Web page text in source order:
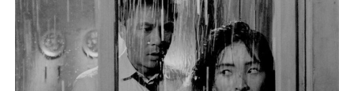
CINÉMA
LITTÉRATURE
ÉCONOMIE
SPORT
MÉDIAS
instagram
emailemail-
form